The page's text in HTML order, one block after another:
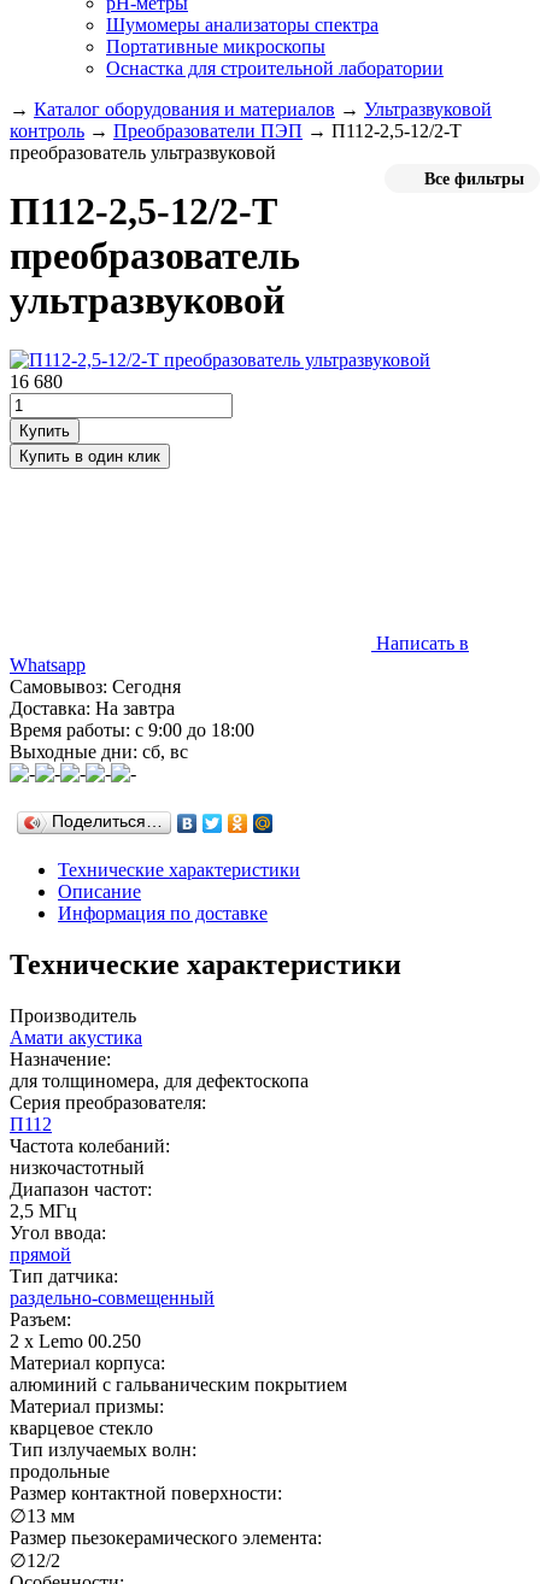
Шумомеры анализаторы спектра
Портативные микроскопы
Оснастка для строительной лаборатории
→ Каталог оборудования и материалов → Ультразвуковой
контроль → Преобразователи ПЭП → П112-2,5-12/2-Т
преобразователь ультразвуковой
Все фильтры
П112-2,5-12/2-Т
преобразователь
ультразвуковой
16 680
Написать в
Whatsapp
Самовывоз: Сегодня
Доставка: На завтра
Время работы: с 9:00 до 18:00
Выходные дни: сб, вс
Поделиться…
Технические характеристики
Описание
Информация по доставке
Технические характеристики
Производитель
Амати акустика
Назначение:
для толщиномера, для дефектоскопа
Серия преобразователя:
П112
Частота колебаний:
низкочастотный
Диапазон частот:
2,5 МГц
Угол ввода:
прямой
Тип датчика:
раздельно-совмещенный
Разъем:
2 х Lemo 00.250
Материал корпуса:
алюминий с гальваническим покрытием
Материал призмы:
кварцевое стекло
Тип излучаемых волн:
продольные
Размер контактной поверхности:
∅13 мм
Размер пьезокерамического элемента:
∅12/2